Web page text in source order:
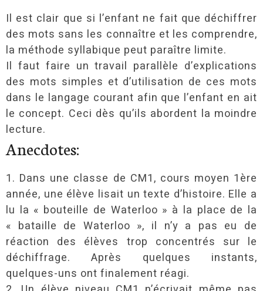
Il est clair que si l’enfant ne fait que déchiffrer
des mots sans les connaître et les comprendre,
la méthode syllabique peut paraître limite.
Il faut faire un travail parallèle d’explications
des mots simples et d’utilisation de ces mots
dans le langage courant afin que l’enfant en ait
le concept. Ceci dès qu’ils abordent la moindre
lecture.
Anecdotes:
1. Dans une classe de CM1, cours moyen 1ère
année, une élève lisait un texte d’histoire. Elle a
lu la « bouteille de Waterloo » à la place de la
« bataille de Waterloo », il n’y a pas eu de
réaction des élèves trop concentrés sur le
déchiffrage. Après quelques instants,
quelques-uns ont finalement réagi.